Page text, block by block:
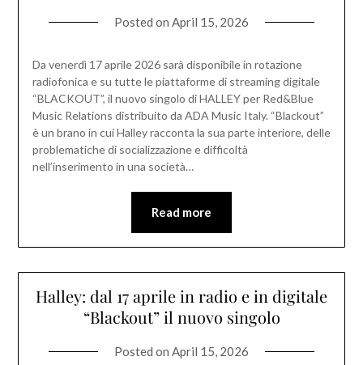
Posted on April 15, 2026
Da venerdì 17 aprile 2026 sarà disponibile in rotazione
radiofonica e su tutte le piattaforme di streaming digitale
“BLACKOUT”, il nuovo singolo di HALLEY per Red&Blue
Music Relations distribuito da ADA Music Italy. “Blackout”
è un brano in cui Halley racconta la sua parte interiore, delle
problematiche di socializzazione e difficoltà
nell’inserimento in una società…
Read more
Halley: dal 17 aprile in radio e in digitale
“Blackout” il nuovo singolo
Posted on April 15, 2026